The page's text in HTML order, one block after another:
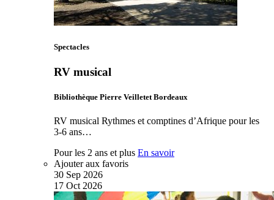
Spectacles
RV musical
Bibliothèque Pierre Veilletet Bordeaux
RV musical Rythmes et comptines d’Afrique pour les
3-6 ans…
Pour les 2 ans et plus En savoir
Ajouter aux favoris
30 Sep 2026
17 Oct 2026